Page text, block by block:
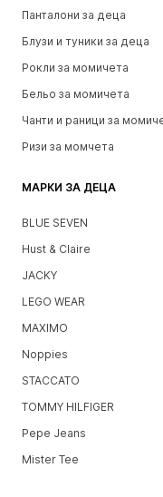
Панталони за деца
Блузи и туники за деца
Рокли за момичета
Бельо за момичета
Чанти и раници за
Ризи за момчета
МАРКИ ЗА ДЕЦА
BLUE SEVEN
Hust & Claire
JACKY
LEGO WEAR
MAXIMO
Noppies
STACCATO
TOMMY HILFIGER
Pepe Jeans
Mister Tee